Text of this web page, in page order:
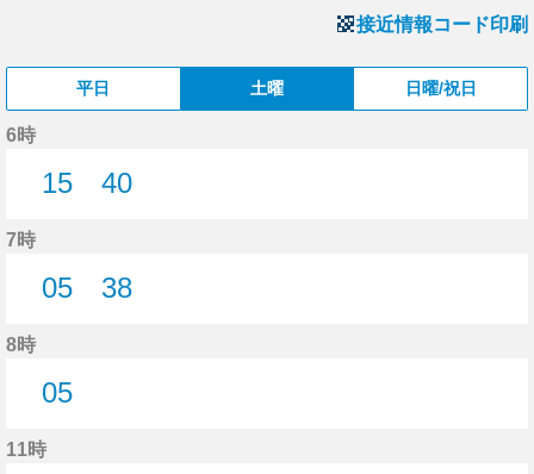
接近情報コード印刷
平日 土曜 日曜/祝日
6時
15
40
7時
05
38
8時
05
11時